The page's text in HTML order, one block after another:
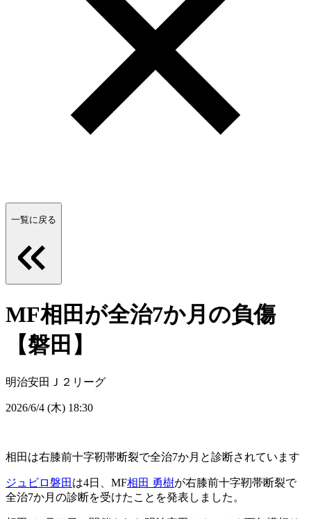
一覧に戻る
MF相田が全治7か月の負傷
【磐田】
明治安田Ｊ２リーグ
2026/6/4 (木) 18:30
相田は右膝前十字靭帯断裂で全治7か月と診断されています
ジュビロ磐田 は4日、MF相田 勇樹が右膝前十字靭帯断裂で
全治7か月の診断を受けたことを発表しました。